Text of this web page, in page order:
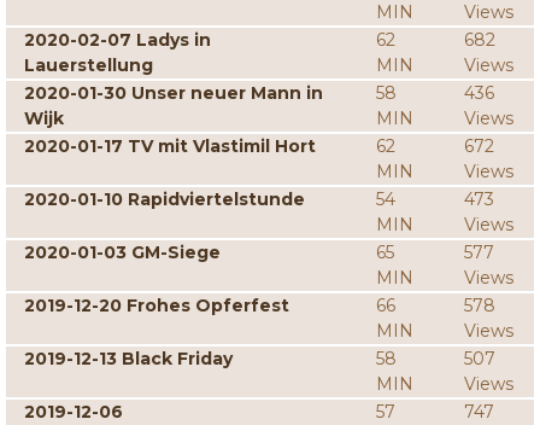
MIN
Views
2020-02-07 Ladys in
Lauerstellung
62
MIN
682
Views
2020-01-30 Unser neuer Mann in
Wijk
58
MIN
436
Views
2020-01-17 TV mit Vlastimil Hort
62
MIN
672
Views
2020-01-10 Rapidviertelstunde
54
MIN
473
Views
2020-01-03 GM-Siege
65
MIN
577
Views
2019-12-20 Frohes Opferfest
66
MIN
578
Views
2019-12-13 Black Friday
58
MIN
507
Views
2019-12-06
57
747